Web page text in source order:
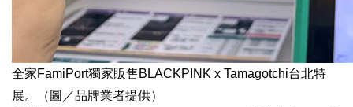
全家FamiPort獨家販售BLACKPINK x Tamagotchi台北特
展。（圖／品牌業者提供）